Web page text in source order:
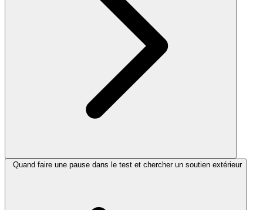
Quand faire une pause dans le test et chercher un soutien extérieur